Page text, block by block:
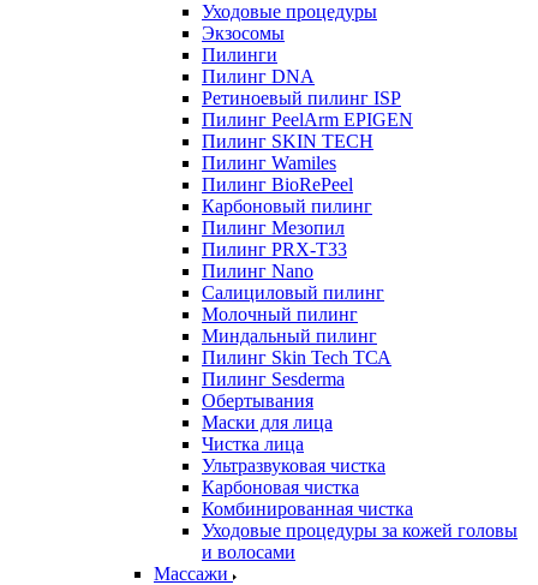
Уходовые процедуры
Экзосомы
Пилинги
Пилинг DNA
Ретиноевый пилинг ISP
Пилинг PeelArm EPIGEN
Пилинг SKIN TECH
Пилинг Wamiles
Пилинг BioRePeel
Карбоновый пилинг
Пилинг Мезопил
Пилинг PRX-T33
Пилинг Nano
Салициловый пилинг
Молочный пилинг
Миндальный пилинг
Пилинг Skin Tech ТСА
Пилинг Sesderma
Обертывания
Маски для лица
Чистка лица
Ультразвуковая чистка
Карбоновая чистка
Комбинированная чистка
Уходовые процедуры за кожей головы
и волосами
Массажи